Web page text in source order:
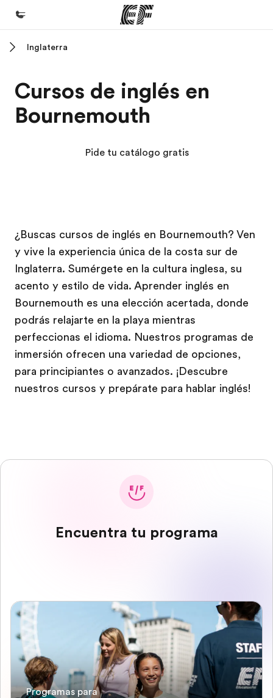
Programas
Ver todo lo que hacemos
Trabajos
Únete al equipo
Inglaterra
Cursos de inglés en
Bournemouth
Pide tu catálogo gratis
¿Buscas cursos de inglés en Bournemouth? Ven
y vive la experiencia única de la costa sur de
Inglaterra. Sumérgete en la cultura inglesa, su
acento y estilo de vida. Aprender inglés en
Bournemouth es una elección acertada, donde
podrás relajarte en la playa mientras
perfeccionas el idioma. Nuestros programas de
inmersión ofrecen una variedad de opciones,
para principiantes o avanzados. ¡Descubre
nuestros cursos y prepárate para hablar inglés!
Encuentra tu programa
Programas para